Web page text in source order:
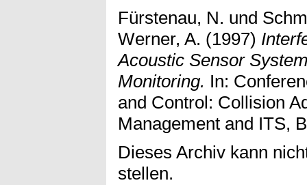
Fürstenau, N. und
Werner, A. (1997)
Acoustic Sensor
Monitoring. In:
and Control: Collision
Management and ITS,
Dieses Archiv kann
stellen.